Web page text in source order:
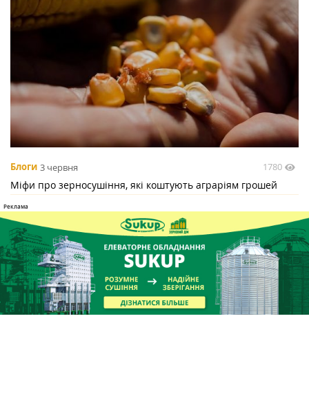
Блоги 3 червня 1780
Міфи про зерносушіння, які коштують аграріям грошей